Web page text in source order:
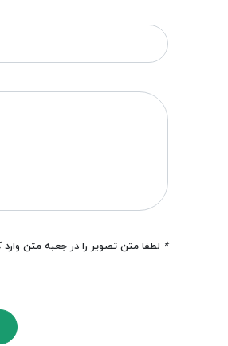
* لطفا متن تصویر را در جعبه متن وارد